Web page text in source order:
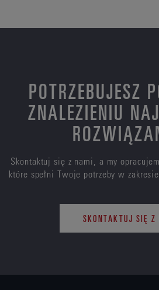
POTRZEBUJESZ
ZNALEZIENIU
Skontaktuj się z nami, a my
które spełni Twoje potrzeby w
SKONTAKTUJ SIĘ Z